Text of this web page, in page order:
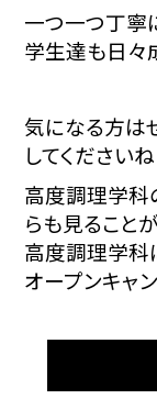
一つ一つ丁寧
学生達も日々
気になる方は
してくださいね
高度調理学
らも見ること
高度調理学
オープンキャ